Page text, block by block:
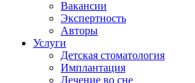
Вакансии
Экспертность
Авторы
Услуги
Детская стоматология
Имплантация
Лечение во сне